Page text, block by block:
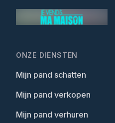
ONZE DIENSTEN
Mijn pand schatten
Mijn pand verkopen
Mijn pand verhuren